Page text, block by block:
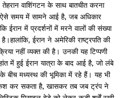
वाशिंगटन के साथ बातचीत करना
ऐसे समय में सामने आई है, जब अधिकार
ईरान में प्रदर्शनों में मरने वालों की संख्या
ईरान ने अमेरिकी राष्ट्रपति की
नहीं व्यक्त की है। उनकी यह टिप्पणी
में हुई ईरान यात्रा के बाद आई है, जो लंबे
बीच मध्यस्थ की भूमिका में रहे हैं। यह भी
कर सकता है, खासकर तब जब ट्रंप ने